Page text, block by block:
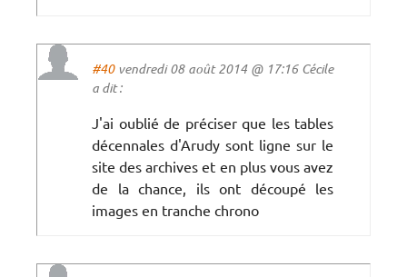
#40vendredi 08 août 2014 @ 17:16 Cécile
a dit :
J'ai oublié de préciser que les tables
décennales d'Arudy sont ligne sur le
site des archives et en plus vous avez
de la chance, ils ont découpé les
images en tranche chrono